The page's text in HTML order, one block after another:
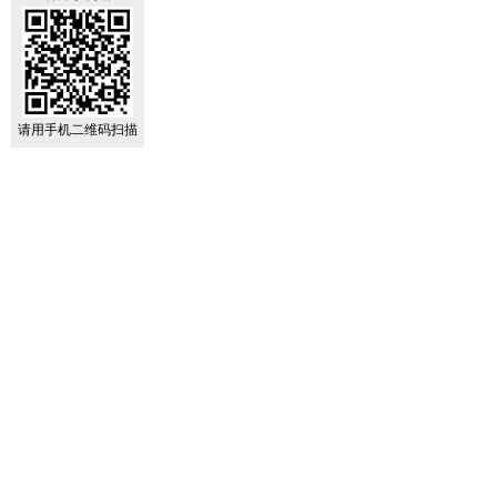
请用手机二维码扫描